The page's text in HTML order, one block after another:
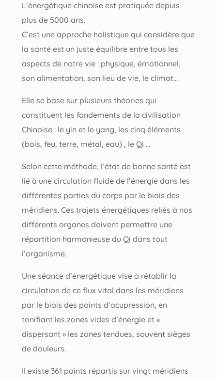
L’énergétique chinoise est pratiquée depuis
plus de 5000 ans.
C’est une approche holistique qui considère que
la santé est un juste équilibre entre tous les
aspects de notre vie : physique, émotionnel,
son alimentation, son lieu de vie, le climat…
Elle se base sur plusieurs théories qui
constituent les fondements de la civilisation
Chinoise : le yin et le yang, les cinq éléments
(bois, feu, terre, métal, eau) , le Qi …
Selon cette méthode, l’état de bonne santé est
lié à une circulation fluide de l’énergie dans les
différentes parties du corps par le biais des
méridiens. Ces trajets énergétiques reliés à nos
différents organes doivent permettre une
répartition harmonieuse du Qi dans tout
l’organisme.
Une séance d’énergétique vise à rétablir la
circulation de ce flux vital dans les méridiens
par le biais des points d’acupression, en
tonifiant les zones vides d’énergie et «
dispersant » les zones tendues, souvent sièges
de douleurs.
Il existe 361 points répartis sur vingt méridiens